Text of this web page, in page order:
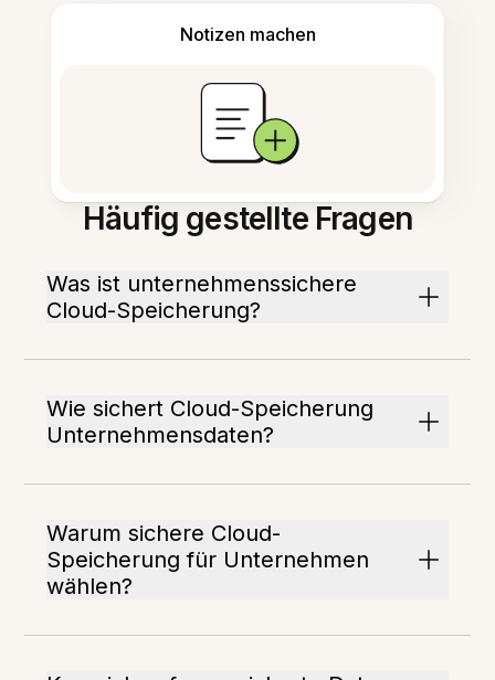
Notizen machen
Häufig gestellte Fragen
Was ist unternehmenssichere
Cloud-Speicherung?
Wie sichert Cloud-Speicherung
Unternehmensdaten?
Warum sichere Cloud-
Speicherung für Unternehmen
wählen?